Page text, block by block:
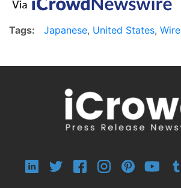
Tags: Japanese, United States, Wire